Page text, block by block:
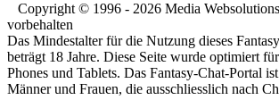
Copyright © 1996 - 2026 Media
vorbehalten
Das Mindestalter für die Nutzung dieses
beträgt 18 Jahre. Diese Seite wurde optimiert
Phones und Tablets. Das Fantasy-Chat-Portal
Männer und Frauen, die ausschliesslich nach